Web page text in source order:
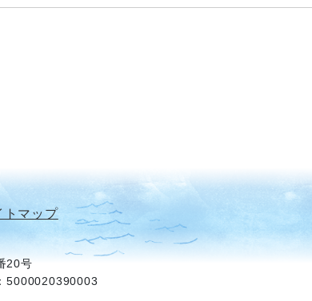
トマップ
20号
5000020390003